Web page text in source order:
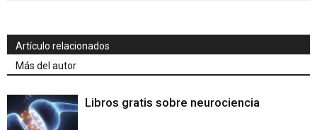
Artículo relacionados
Más del autor
Libros gratis sobre neurociencia